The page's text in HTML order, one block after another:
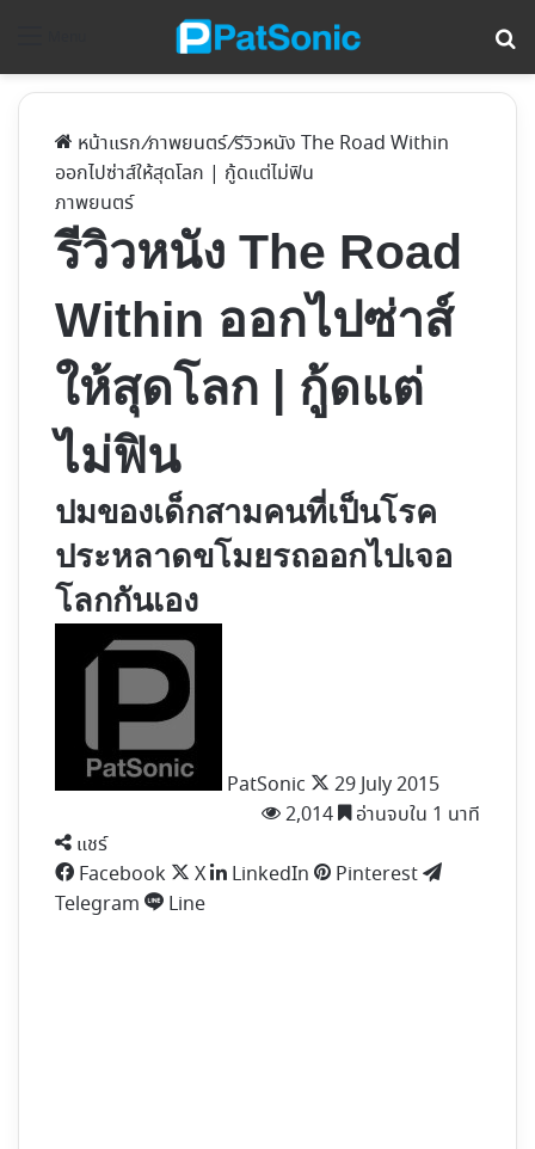
หน้าแรก/ภาพยนตร์/รีวิวหนัง The Road Within
ออกไปซ่าส์ให้สุดโลก | กู้ดแต่ไม่ฟิน
ภาพยนตร์
รีวิวหนัง The Road
Within ออกไปซ่าส์
ให้สุดโลก | กู้ดแต่
ไม่ฟิน
ปมของเด็กสามคนที่เป็นโรค
ประหลาดขโมยรถออกไปเจอ
โลกกันเอง
PatSonic
29 July 2015
2,014
อ่านจบใน 1 นาที
แชร์
Facebook
X LinkedIn
Pinterest
Telegram
Line